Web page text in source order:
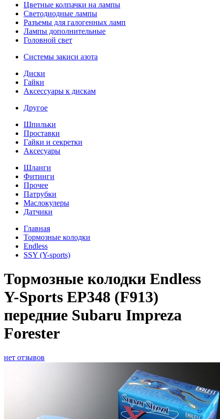
Цветные колпачки на лампы
Светодиодные лампы
Разъемы для галогенных ламп
Лампы дополнительные
Головной свет
Системы закиси азота
Диски
Гайки
Аксессуары к дискам
Другое
Шпильки
Проставки
Гайки и секретки
Аксесуары
Шланги
Фитинги
Прочее
Патрубки
Маслокулеры
Датчики
Главная
Тормозные колодки
Endless
SSY (Y-sports)
Тормозные колодки Endless
Y-Sports EP348 (F913)
передние Subaru Impreza
Forester
нет отзывов